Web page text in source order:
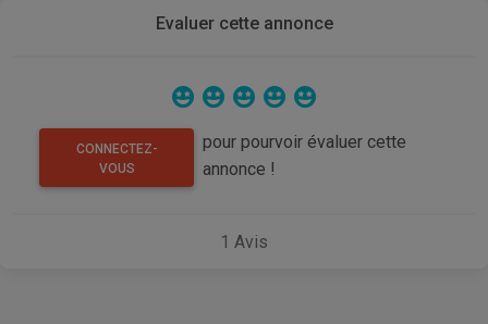
Evaluer cette annonce
CONNECTEZ-
VOUS
pour pourvoir évaluer cette
annonce !
1 Avis